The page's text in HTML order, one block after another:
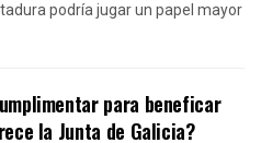
podría jugar un papel mayor
para beneficar
la Junta de Galicia?